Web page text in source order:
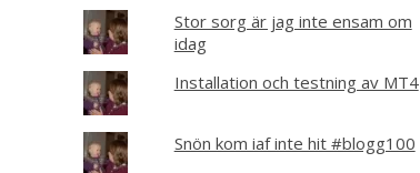
Stor sorg är jag inte ensam om
idag
Installation och testning av MT4
Snön kom iaf inte hit #blogg100